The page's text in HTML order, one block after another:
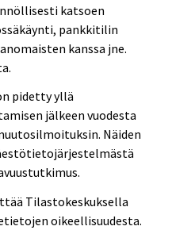
katsoen
pankkitilin
kanssa jne.
pidetty yllä
jälkeen vuodesta
Näiden
Tilastokeskuksella
oikeellisuudesta.